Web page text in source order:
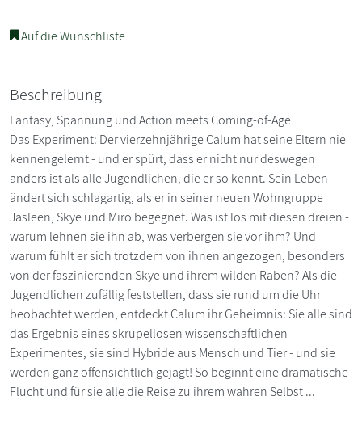
Auf die Wunschliste
Beschreibung
Fantasy, Spannung und Action meets Coming-of-Age
Das Experiment: Der vierzehnjährige Calum hat seine Eltern nie
kennengelernt - und er spürt, dass er nicht nur deswegen
anders ist als alle Jugendlichen, die er so kennt. Sein Leben
ändert sich schlagartig, als er in seiner neuen Wohngruppe
Jasleen, Skye und Miro begegnet. Was ist los mit diesen dreien -
warum lehnen sie ihn ab, was verbergen sie vor ihm? Und
warum fühlt er sich trotzdem von ihnen angezogen, besonders
von der faszinierenden Skye und ihrem wilden Raben? Als die
Jugendlichen zufällig feststellen, dass sie rund um die Uhr
beobachtet werden, entdeckt Calum ihr Geheimnis: Sie alle sind
das Ergebnis eines skrupellosen wissenschaftlichen
Experimentes, sie sind Hybride aus Mensch und Tier - und sie
werden ganz offensichtlich gejagt! So beginnt eine dramatische
Flucht und für sie alle die Reise zu ihrem wahren Selbst ...